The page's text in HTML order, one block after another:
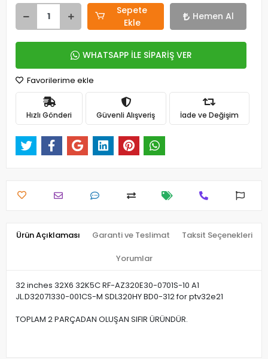
Sepete
Ekle
Hemen Al
WHATSAPP İLE SİPARİŞ VER
Favorilerime ekle
Hızlı Gönderi Güvenli Alışveriş İade ve Değişim
Ürün Açıklaması Garanti ve Teslimat Taksit Seçenekleri
Yorumlar
32 inches 32X6 32K5C RF-AZ320E30-0701S-10 A1
JL.D32071330-001CS-M SDL320HY BD0-312 for ptv32e21
TOPLAM 2 PARÇADAN OLUŞAN SIFIR ÜRÜNDÜR.